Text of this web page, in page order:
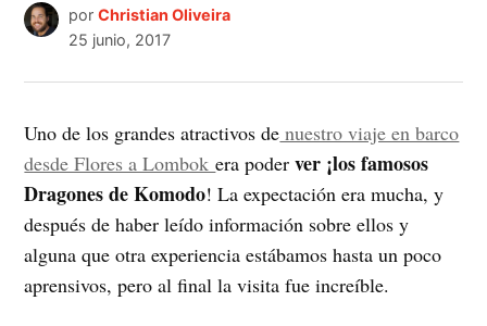
por Christian Oliveira
25 junio, 2017
Uno de los grandes atractivos de nuestro viaje en barco
desde Flores a Lombokera poderver ¡los famosos
Dragones de Komodo! La expectación era mucha, y
después de haber leído información sobre ellos y
alguna que otra experiencia estábamos hasta un poco
aprensivos, pero al final la visita fue increíble.